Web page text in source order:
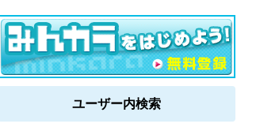
ユーザー内検索